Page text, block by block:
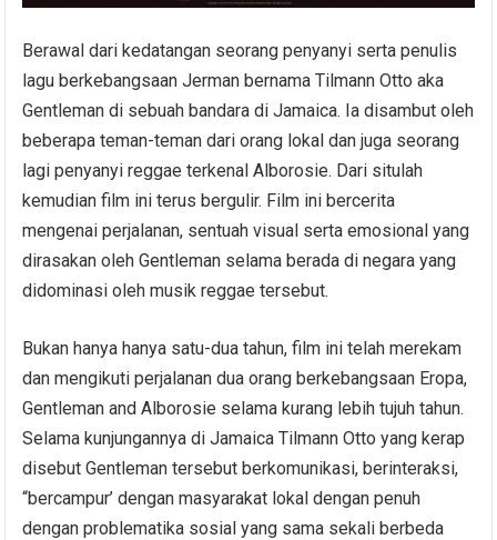
Berawal dari kedatangan seorang penyanyi serta penulis
lagu berkebangsaan Jerman bernama Tilmann Otto aka
Gentleman di sebuah bandara di Jamaica. Ia disambut oleh
beberapa teman-teman dari orang lokal dan juga seorang
lagi penyanyi reggae terkenal Alborosie. Dari situlah
kemudian film ini terus bergulir. Film ini bercerita
mengenai perjalanan, sentuah visual serta emosional yang
dirasakan oleh Gentleman selama berada di negara yang
didominasi oleh musik reggae tersebut.
Bukan hanya hanya satu-dua tahun, film ini telah merekam
dan mengikuti perjalanan dua orang berkebangsaan Eropa,
Gentleman and Alborosie selama kurang lebih tujuh tahun.
Selama kunjungannya di Jamaica Tilmann Otto yang kerap
disebut Gentleman tersebut berkomunikasi, berinteraksi,
“bercampur’ dengan masyarakat lokal dengan penuh
dengan problematika sosial yang sama sekali berbeda